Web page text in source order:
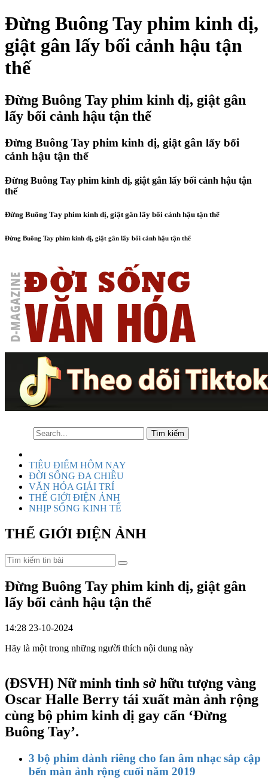
Đừng Buông Tay phim kinh dị,
giật gân lấy bối cảnh hậu tận
thế
Đừng Buông Tay phim kinh dị, giật gân
lấy bối cảnh hậu tận thế
Đừng Buông Tay phim kinh dị, giật gân lấy bối
cảnh hậu tận thế
Đừng Buông Tay phim kinh dị, giật gân lấy bối cảnh hậu tận
thế
Đừng Buông Tay phim kinh dị, giật gân lấy bối cảnh hậu tận thế
Đừng Buông Tay phim kinh dị, giật gân lấy bối cảnh hậu tận thế
TIÊU ĐIỂM HÔM NAY
ĐỜI SỐNG ĐA CHIỀU
VĂN HÓA GIẢI TRÍ
THẾ GIỚI ĐIỆN ẢNH
NHỊP SỐNG KINH TẾ
THẾ GIỚI ĐIỆN ẢNH
Đừng Buông Tay phim kinh dị, giật gân
lấy bối cảnh hậu tận thế
14:28 23-10-2024
Hãy là một trong những người thích nội dung này
(ĐSVH) Nữ minh tinh sở hữu tượng vàng
Oscar Halle Berry tái xuất màn ảnh rộng
cùng bộ phim kinh dị gay cấn ‘Đừng
Buông Tay’.
3 bộ phim dành riêng cho fan âm nhạc sắp cập
bến màn ảnh rộng cuối năm 2019